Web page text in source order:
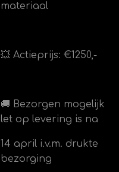
materiaal
💥 Actieprijs: €1250,-
🚚 Bezorgen mogelijk
let op levering is na
14 april i.v.m. drukte
bezorging